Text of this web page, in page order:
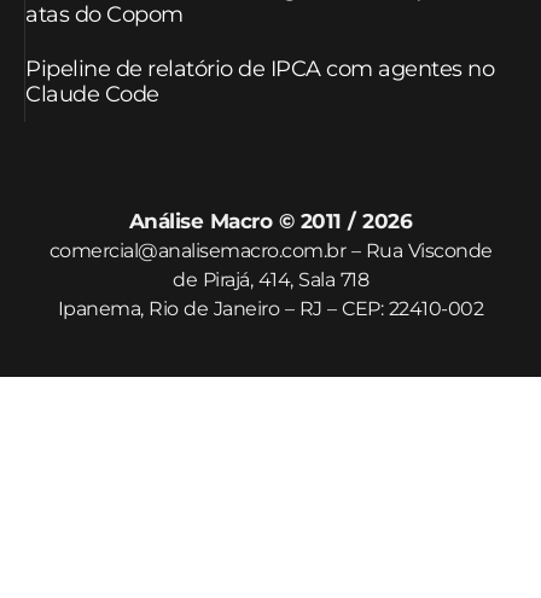
atas do Copom
Pipeline de relatório de IPCA com agentes no
Claude Code
Análise Macro © 2011 / 2026
comercial@analisemacro.com.br – Rua Visconde
de Pirajá, 414, Sala 718
Ipanema, Rio de Janeiro – RJ – CEP: 22410-002